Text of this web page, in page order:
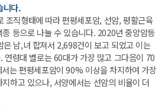
니다.
조직형태에 따라 편평세포암, 선암, 평활근육
등으로 나눌 수 있습니다. 2020년 중앙암등
남,녀 합져서 2,698건이 보고 되었고 이는
령대 별로는 60대가 가장 많고 그다음이 70
는 편평세포암이 90% 이상을 차지하여 가장
하고 있으나, 서양에서는 선암의 비율이 더